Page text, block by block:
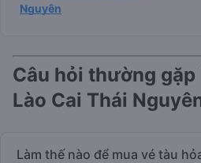
Nguyên
Câu hỏi thường
Lào Cai Thái
Làm thế nào để mua vé tàu